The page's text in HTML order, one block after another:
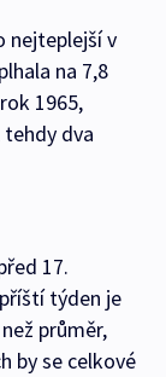
nejteplejší v
na 7,8
1965,
dva
17.
týden je
průměr,
by se celkové